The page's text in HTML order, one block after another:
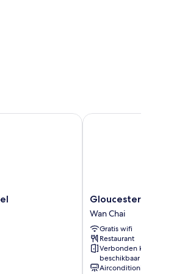
Gloucester
Luk
Kwok
Hong
Kong
Wan
Chai
Gloucester Luk
Wan Chai
Gratis wifi
Restaurant
Verbonden kamers
beschikbaar
Airconditioning
Gloucester Luk Kwok